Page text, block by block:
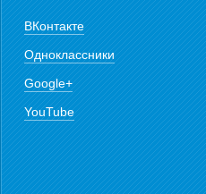
ВКонтакте
Одноклассники
Google+
YouTube